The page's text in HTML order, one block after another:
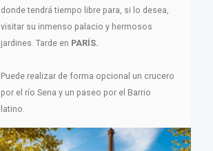
donde tendrá tiempo libre para, si lo desea,
visitar su inmenso palacio y hermosos
jardines. Tarde en PARÍS.
Puede realizar de forma opcional un crucero
por el río Sena y un paseo por el Barrio
latino.